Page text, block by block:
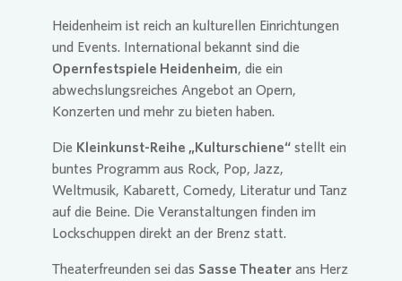
Heidenheim ist reich an kulturellen Einrichtungen
und Events. International bekannt sind die
Opernfestspiele Heidenheim, die ein
abwechslungsreiches Angebot an Opern,
Konzerten und mehr zu bieten haben.
Die Kleinkunst-Reihe „Kulturschiene“ stellt ein
buntes Programm aus Rock, Pop, Jazz,
Weltmusik, Kabarett, Comedy, Literatur und Tanz
auf die Beine. Die Veranstaltungen finden im
Lockschuppen direkt an der Brenz statt.
Theaterfreunden sei das Sasse Theater ans Herz